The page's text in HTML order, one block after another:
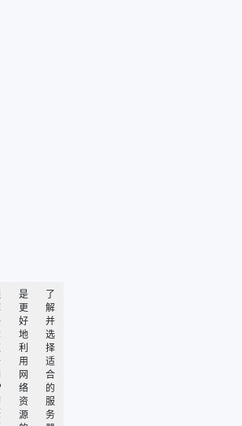
是
更
好
地
利
用
网
络
资
源
了
解
并
选
择
适
合
的
服
务